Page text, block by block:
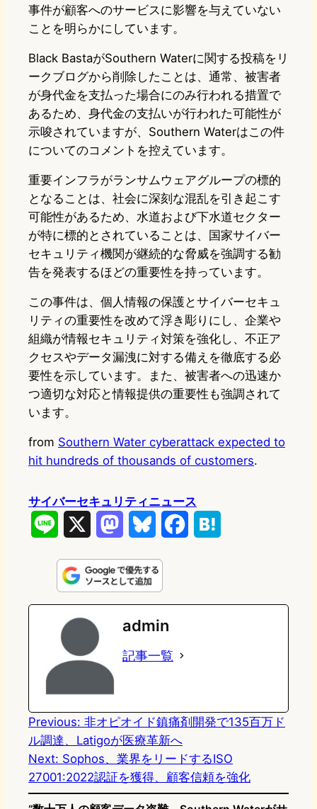
事件が顧客へのサービスに影響を与えていない
ことを明らかにしています。
Black BastaがSouthern Waterに関する投稿をリ
ークブログから削除したことは、通常、被害者
が身代金を支払った場合にのみ行われる措置で
あるため、身代金の支払いが行われた可能性が
示唆されていますが、Southern Waterはこの件
についてのコメントを控えています。
重要インフラがランサムウェアグループの標的
となることは、社会に深刻な混乱を引き起こす
可能性があるため、水道および下水道セクター
が特に標的とされていることは、国家サイバー
セキュリティ機関が継続的な脅威を強調する勧
告を発表するほどの重要性を持っています。
この事件は、個人情報の保護とサイバーセキュ
リティの重要性を改めて浮き彫りにし、企業や
組織が情報セキュリティ対策を強化し、不正ア
クセスやデータ漏洩に対する備えを徹底する必
要性を示しています。また、被害者への迅速か
つ適切な対応と情報提供の重要性も強調されて
います。
from Southern Water cyberattack expected to
hit hundreds of thousands of customers.
サイバーセキュリティニュース
n
e
s
t
o
d
n
u
e
s
k
e
k
e
admin
記事一覧
Previous: 非オピオイド鎮痛剤開発で135百万ド
ル調達、Latigoが医療革新へ
Next: Sophos、業界をリードするISO
27001:2022認証を獲得、顧客信頼を強化